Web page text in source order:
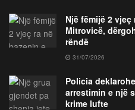
Një fëmijë 2
Mitrovicë,
rëndë
31/07/2026
Policia
arrestimin e një
krime lufte